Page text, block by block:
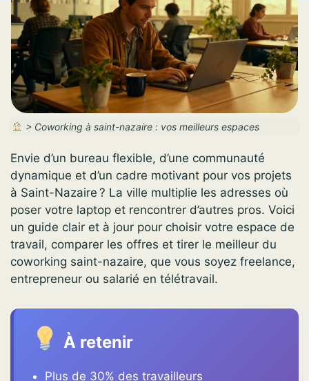
> Coworking à saint-nazaire : vos meilleurs espaces
Envie d’un bureau flexible, d’une communauté
dynamique et d’un cadre motivant pour vos projets
à Saint-Nazaire ? La ville multiplie les adresses où
poser votre laptop et rencontrer d’autres pros. Voici
un guide clair et à jour pour choisir votre espace de
travail, comparer les offres et tirer le meilleur du
coworking saint-nazaire, que vous soyez freelance,
entrepreneur ou salarié en télétravail.
À retenir
Plus de 30% des travailleurs